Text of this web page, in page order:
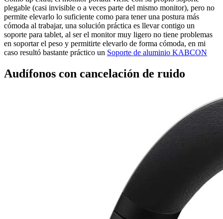
plegable (casi invisible o a veces parte del mismo monitor), pero no
permite elevarlo lo suficiente como para tener una postura más
cómoda al trabajar, una solución práctica es llevar contigo un
soporte para tablet, al ser el monitor muy ligero no tiene problemas
en soportar el peso y permitirte elevarlo de forma cómoda, en mi
caso resultó bastante práctico un Soporte de aluminio KABCON
Audífonos con cancelación de ruido